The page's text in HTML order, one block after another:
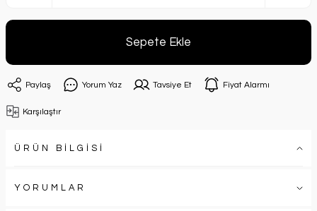
Sepete Ekle
Paylaş Yorum Yaz Tavsiye Et Fiyat Alarmı
Karşılaştır
ÜRÜN BİLGİSİ
YORUMLAR